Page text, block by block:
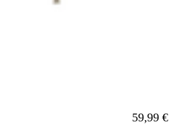
A partire
59,99 €